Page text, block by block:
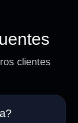
clientes